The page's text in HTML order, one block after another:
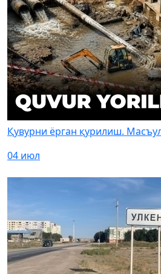
Қувурни ёрган қурилиш.
04 июл